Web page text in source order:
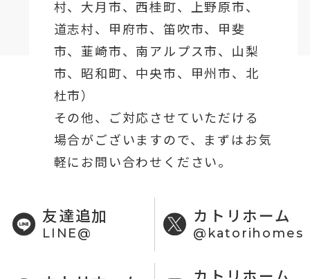
村、 大月市、西桂町、上野原市、
道志村、 甲府市、笛吹市、甲斐
市、韮崎市、南アルプス市、山梨
市、昭和町、中央市、甲州市、北
杜市）
その他、ご対応させていただける
場合がございますので、まずはお気
軽にお問い合わせください。
友達追加
LINE@
カトリホーム
@katorihomes